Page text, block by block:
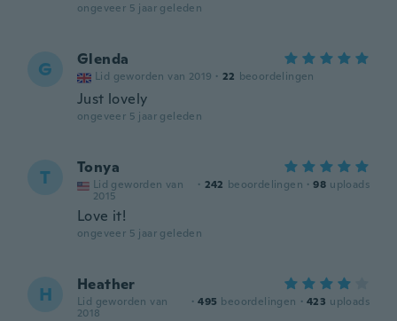
ongeveer 5 jaar geleden
G Glenda
Lid geworden van 2019 · 22 beoordelingen
Just lovely
ongeveer 5 jaar geleden
T Tonya
Lid geworden van
2015
· 242 beoordelingen · 98 uploads
Love it!
ongeveer 5 jaar geleden
H Heather
Lid geworden van
2018
· 495 beoordelingen · 423 uploads